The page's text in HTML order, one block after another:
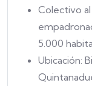
Colectivo
5.000
Ubicación: